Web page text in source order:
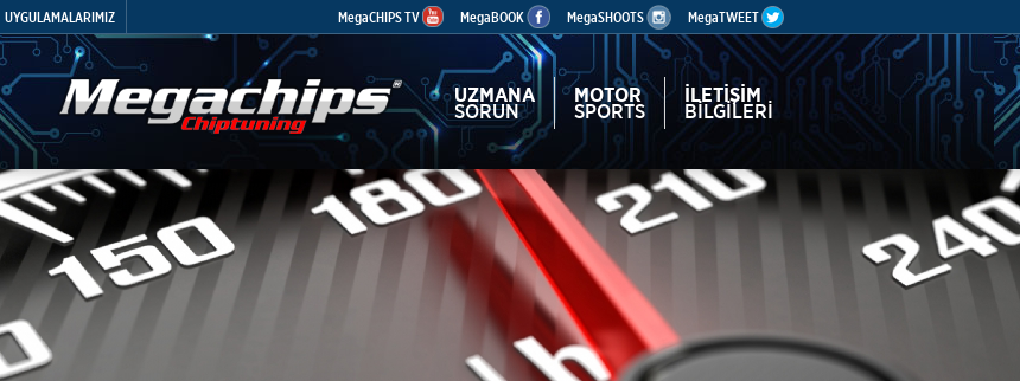
UYGULAMALARIMIZ MegaTWEET
MegaSHOOTS
MegaBOOK
MegaCHIPS TV
UZMANA
SORUN
MOTOR
SPORTS
İLETİŞİM
BİLGİLERİ